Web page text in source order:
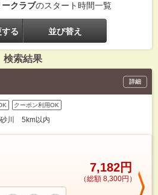
クラブのスタート時間一覧
る 並び替え
検索結果
詳細
クーポン利用OK
川 5km以内
7,182円
（総額 8,300円）